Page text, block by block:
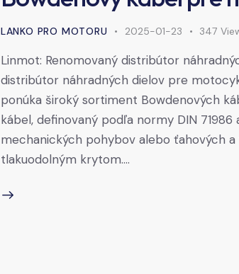
LANKO PRO MOTORU 2025-01-23 347
Linmot: Renomovaný distribútor
distribútor náhradných dielov pre
ponúka široký sortiment Bowdenových
kábel, definovaný podľa normy DIN 71986
mechanických pohybov alebo ťahových
tlakuodolným krytom.…